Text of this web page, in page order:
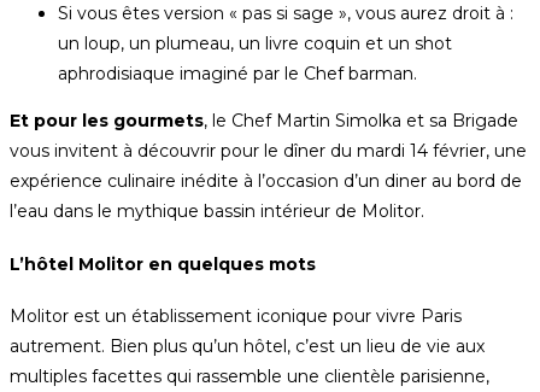
Si vous êtes version « pas si sage », vous aurez droit à :
un loup, un plumeau, un livre coquin et un shot
aphrodisiaque imaginé par le Chef barman.
Et pour les gourmets, le Chef Martin Simolka et sa Brigade
vous invitent à découvrir pour le dîner du mardi 14 février, une
expérience culinaire inédite à l’occasion d’un diner au bord de
l’eau dans le mythique bassin intérieur de Molitor.
L’hôtel Molitor en quelques mots
Molitor est un établissement iconique pour vivre Paris
autrement. Bien plus qu’un hôtel, c’est un lieu de vie aux
multiples facettes qui rassemble une clientèle parisienne,